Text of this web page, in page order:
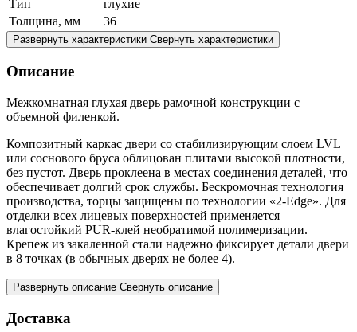
Тип
глухие
Толщина, мм
36
Развернуть характеристики Свернуть характеристики
Описание
Межкомнатная глухая дверь рамочной конструкции с
объемной филенкой.
Композитный каркас двери со стабилизирующим слоем LVL
или соснового бруса облицован плитами высокой плотности,
без пустот. Дверь проклеена в местах соединения деталей, что
обеспечивает долгий срок службы. Бескромочная технология
производства, торцы защищены по технологии «2-Edge». Для
отделки всех лицевых поверхностей применяется
влагостойкий PUR-клей необратимой полимеризации.
Крепеж из закаленной стали надежно фиксирует детали двери
в 8 точках (в обычных дверях не более 4).
Развернуть описание Свернуть описание
Доставка